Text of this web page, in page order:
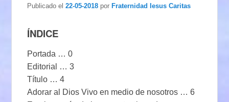
Publicado el 22-05-2018 porFraternidad Iesus Caritas
ÍNDICE
Portada … 0
Editorial … 3
Título … 4
Adorar al Dios Vivo en medio de nosotros … 6